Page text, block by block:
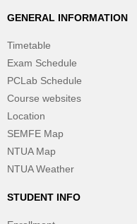
GENERAL INFORMATION
Timetable
Exam Schedule
PCLab Schedule
Course websites
Location
SEMFE Map
NTUA Map
NTUA Weather
STUDENT INFO